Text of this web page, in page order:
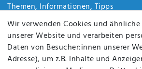
Themen, Informationen, Tipps
Jobs
Über uns
Kontakt
Datenschutz
AGB
Wir verwenden Cookies und
unserer Website und verarbeiten
Daten von Besucher:innen unserer
Adresse), um z.B. Inhalte und